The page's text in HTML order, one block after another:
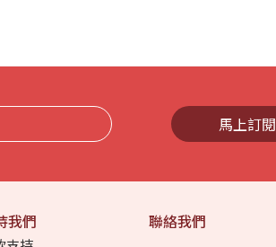
馬上訂閱
我們
聯絡我們